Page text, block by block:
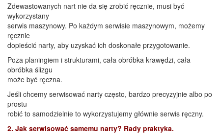
Zdewastowanych nart nie da się zrobić ręcznie, musi być
wykorzystany
serwis maszynowy. Po każdym serwisie maszynowym, możemy
ręcznie
dopieścić narty, aby uzyskać ich doskonałe przygotowanie.
Poza planingiem i strukturami, cała obróbka krawędzi, cała
obróbka ślizgu
może być ręczna.
Jeśli chcemy serwisować narty często, bardzo precyzyjnie albo po
prostu
robić to samodzielnie to wykorzystujemy głównie serwis ręczny.
2. Jak serwisować samemu narty? Rady praktyka.